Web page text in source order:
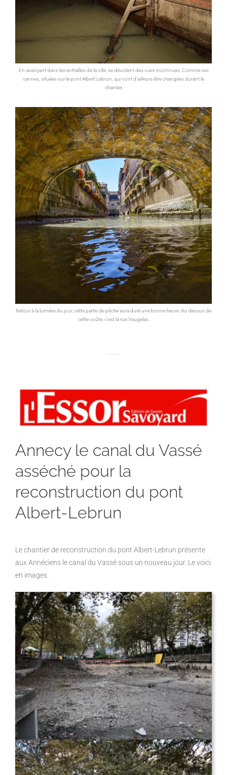
En avançant dans les entrailles de la ville, se dévoilent des vues inconnues. Comme ces
vannes, situées sur le pont Albert-Lebrun, qui vont d’ailleurs être changées durant le
chantier.
Retour à la lumière du jour, cette partie de pêche aura duré une bonne heure. Au-dessus de
cette voûte, c’est la rue Vaugelas.
Annecy le canal du Vassé
asséché pour la
reconstruction du pont
Albert-Lebrun
Le chantier de reconstruction du pont Albert-Lebrun présente
aux Annéciens le canal du Vassé sous un nouveau jour. Le voici
en images.